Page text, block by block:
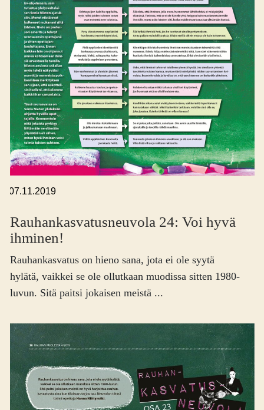
07.11.2019
Rauhankasvatus­neuvola 24: Voi hyvä
ihminen!
Rauhankasvatus on hieno sana, jota ei ole syytä
hylätä, vaikkei se ole ollutkaan muodissa sitten 1980-
luvun. Sitä paitsi jokaisen meistä ...